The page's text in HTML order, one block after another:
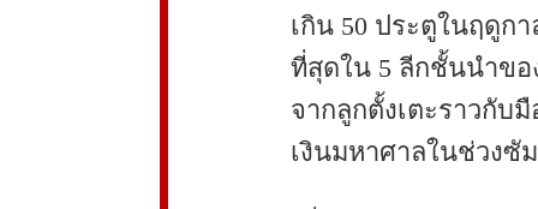
เกิน 50 ประตูในฤดูก
ที่สุดใน 5 ลีกชั้นนำขอ
จากลูกตั้งเตะราวกับ
เงินมหาศาลในช่วงซั